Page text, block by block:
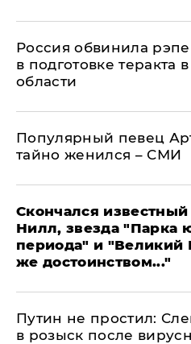
Россия обвинила
в подготовке теракта
области
Популярный певец
тайно женился – СМИ
Скончался
Нилл, звезда "Парка
периода" и "Великий
же достоинством..."
Путин не простил:
в розыск после